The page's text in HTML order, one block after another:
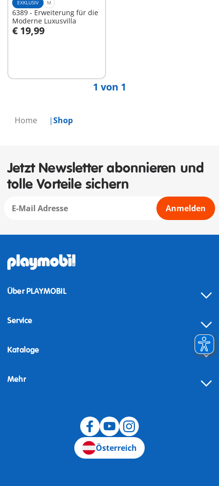
Home Shop
EXKLUSIV M
6389 - Erweiterung für die
Moderne Luxusvilla
€ 19,99
In den Warenkorb
1 von 1
Jetzt Newsletter abonnieren und
tolle Vorteile sichern
Anmelden
Über PLAYMOBIL
Service
Kataloge
Mehr
Österreich